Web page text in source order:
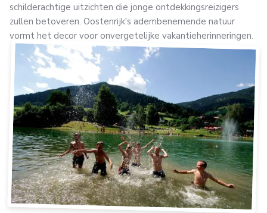
schilderachtige uitzichten die jonge ontdekkingsreizigers
zullen betoveren. Oostenrijk's adembenemende natuur
vormt het decor voor onvergetelijke vakantieherinneringen.